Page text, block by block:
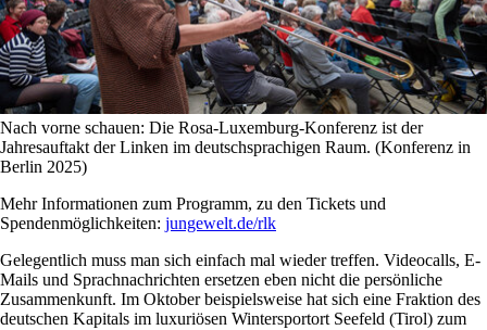
Nach vorne schauen: Die Rosa-Luxemburg-Konferenz ist der
Jahresauftakt der Linken im deutschsprachigen Raum. (Konferenz in
Berlin 2025)
Mehr Informationen zum Programm, zu den Tickets und
Spendenmöglichkeiten: jungewelt.de/rlk
Gelegentlich muss man sich einfach mal wieder treffen. Videocalls, E-
Mails und Sprachnachrichten ersetzen eben nicht die persönliche
Zusammenkunft. Im Oktober beispielsweise hat sich eine Fraktion des
deutschen Kapitals im luxuriösen Wintersportort Seefeld (Tirol) zum